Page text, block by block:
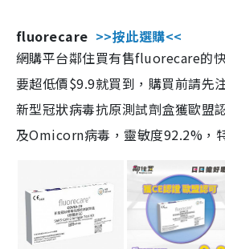
fluorecare >>按此選購<<
網購平台鄰住買有售fluorecare的
要超低價$9.9就買到，購買前請先
新型冠狀病毒抗原測試劑盒獲歐盟
及Omicorn病毒，靈敏度92.2%，